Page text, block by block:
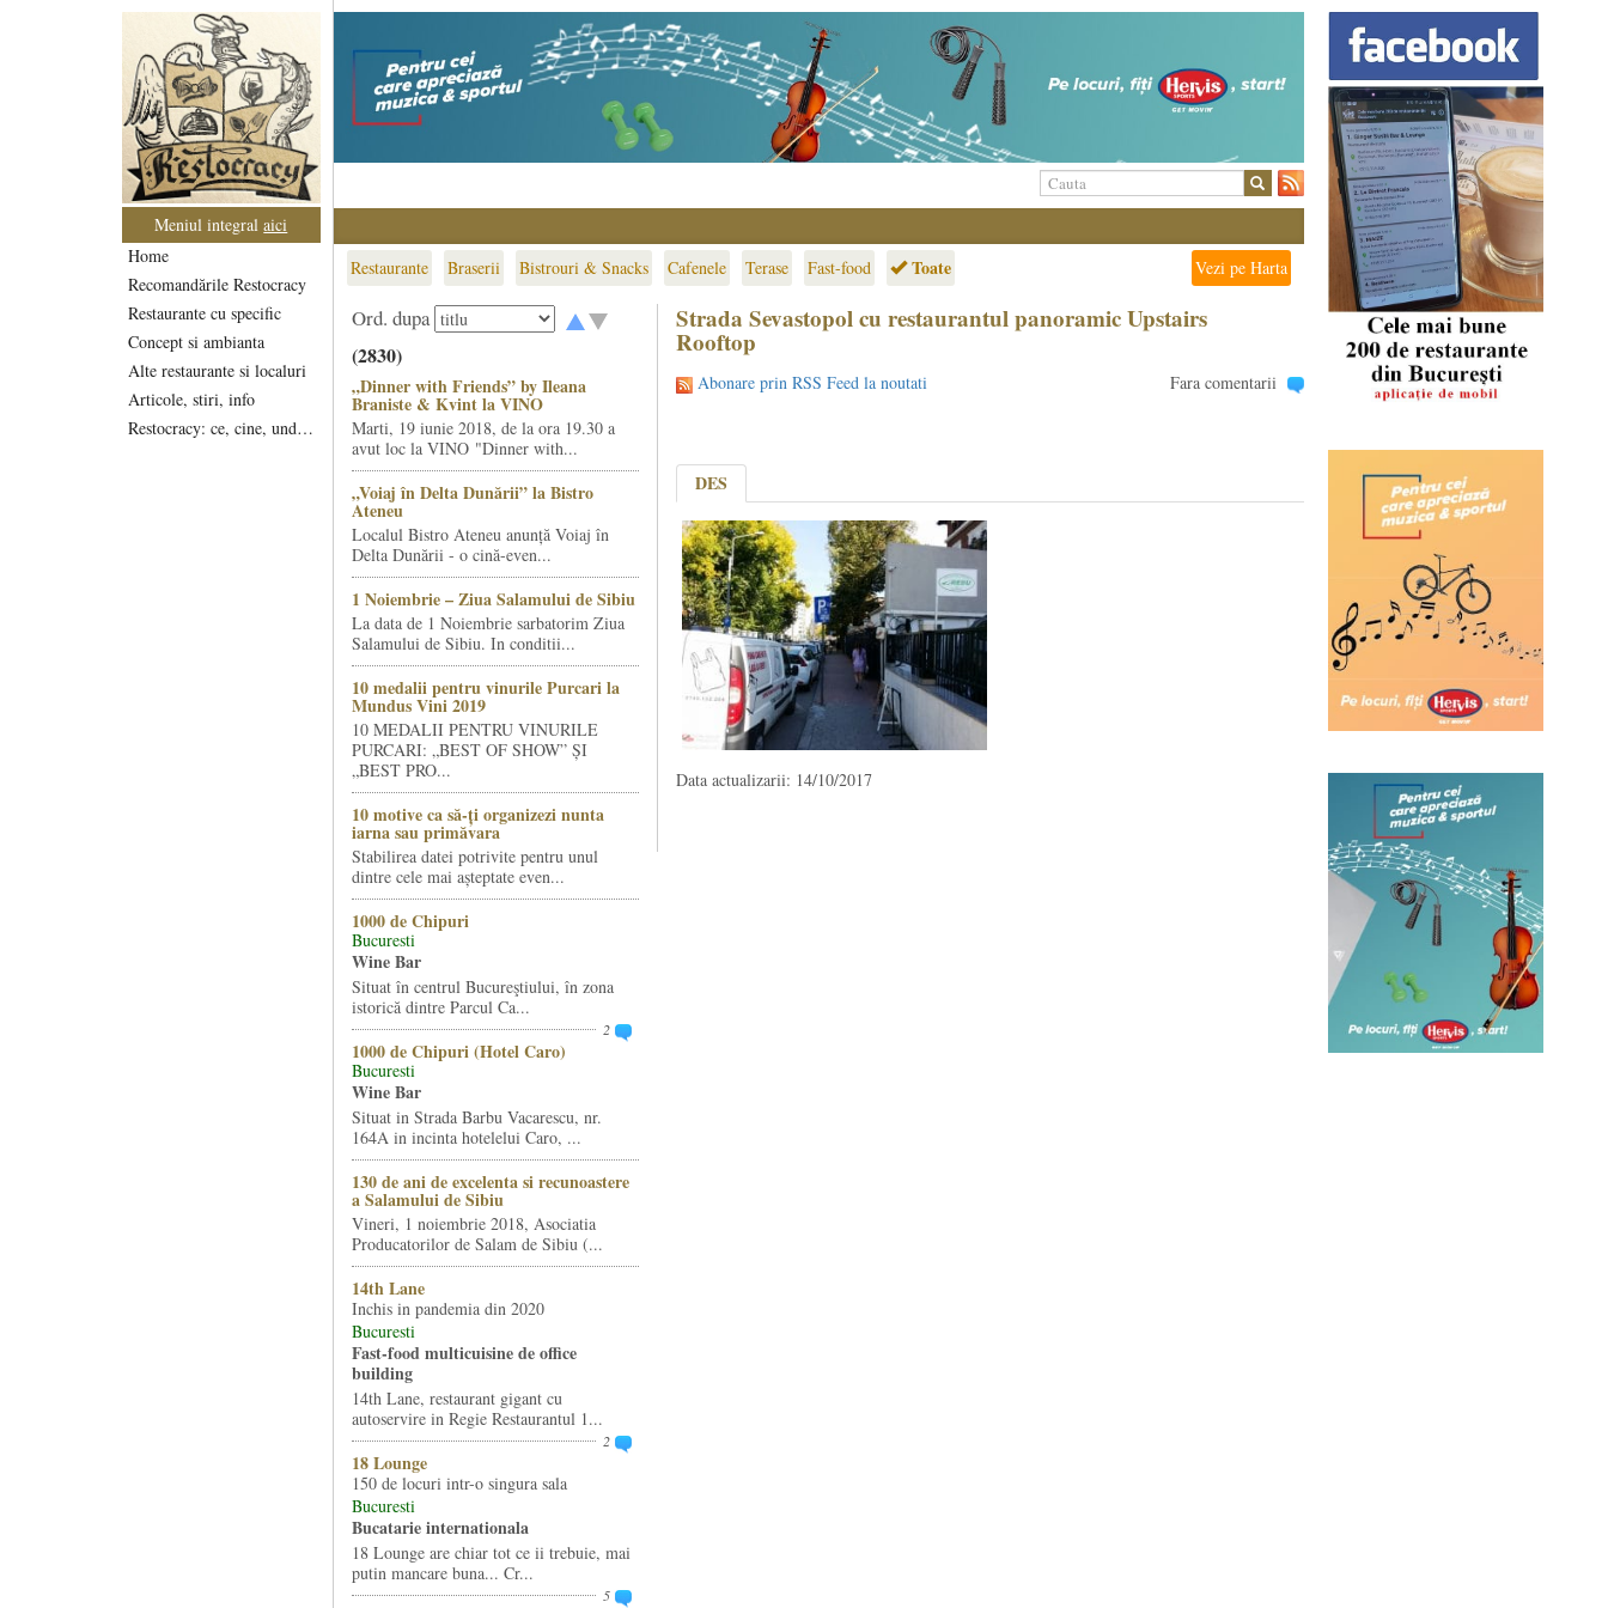
Meniul integralaici
Home
Recomandările Restocracy
Restaurante cu specific
Concept si ambianta
Alte restaurante si localuri
Articole, stiri, info
Restocracy: ce, cine, unde...
Restaurante Braserii Bistrouri & Snacks Cafenele Terase Fast-food Toate Vezi pe Harta
Ord. dupa
(2830)
„Dinner with Friends” by Ileana
Braniste & Kvint la VINO
Marti, 19 iunie 2018, de la ora 19.30 a
avut loc la VINO "Dinner with...
„Voiaj în Delta Dunării” la Bistro
Ateneu
Localul Bistro Ateneu anunță Voiaj în
Delta Dunării - o cină-even...
1 Noiembrie – Ziua Salamului de Sibiu
La data de 1 Noiembrie sarbatorim Ziua
Salamului de Sibiu. In conditii...
10 medalii pentru vinurile Purcari la
Mundus Vini 2019
10 MEDALII PENTRU VINURILE
PURCARI: „BEST OF SHOW” ȘI
„BEST PRO...
10 motive ca să-ți organizezi nunta
iarna sau primăvara
Stabilirea datei potrivite pentru unul
dintre cele mai așteptate even...
1000 de Chipuri
Bucuresti
Wine Bar
Situat în centrul Bucureştiului, în zona
istorică dintre Parcul Ca...
2
1000 de Chipuri (Hotel Caro)
Bucuresti
Wine Bar
Situat in Strada Barbu Vacarescu, nr.
164A in incinta hotelelui Caro, ...
130 de ani de excelenta si recunoastere
a Salamului de Sibiu
Vineri, 1 noiembrie 2018, Asociatia
Producatorilor de Salam de Sibiu (...
14th Lane
Inchis in pandemia din 2020
Bucuresti
Fast-food multicuisine de office
building
14th Lane, restaurant gigant cu
autoservire in Regie Restaurantul 1...
2
18 Lounge
150 de locuri intr-o singura sala
Bucuresti
Bucatarie internationala
18 Lounge are chiar tot ce ii trebuie, mai
putin mancare buna... Cr...
5
Strada Sevastopol cu restaurantul panoramic Upstairs
Rooftop
Abonare prin RSS Feed la noutati Fara comentarii
DES
Data actualizarii: 14/10/2017